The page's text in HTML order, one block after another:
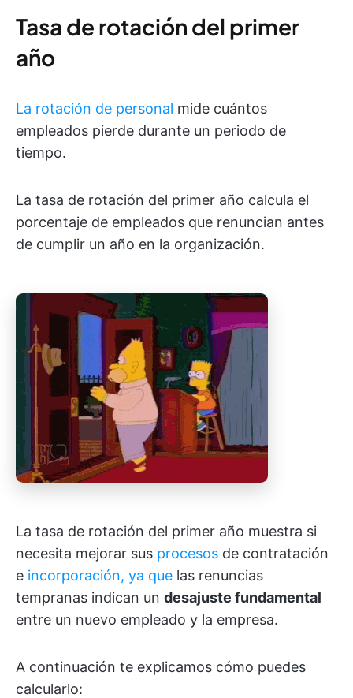
Tasa de rotación del primer
año
La rotación de personal mide cuántos
empleados pierde durante un periodo de
tiempo.
La tasa de rotación del primer año calcula el
porcentaje de empleados que renuncian antes
de cumplir un año en la organización.
La tasa de rotación del primer año muestra si
necesita mejorar sus procesos de contratación
e incorporación, ya que las renuncias
tempranas indican un desajuste fundamental
entre un nuevo empleado y la empresa.
A continuación te explicamos cómo puedes
calcularlo: